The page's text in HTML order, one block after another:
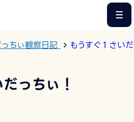
ちぃ観察日記 もうすぐ１さい
っちぃ！